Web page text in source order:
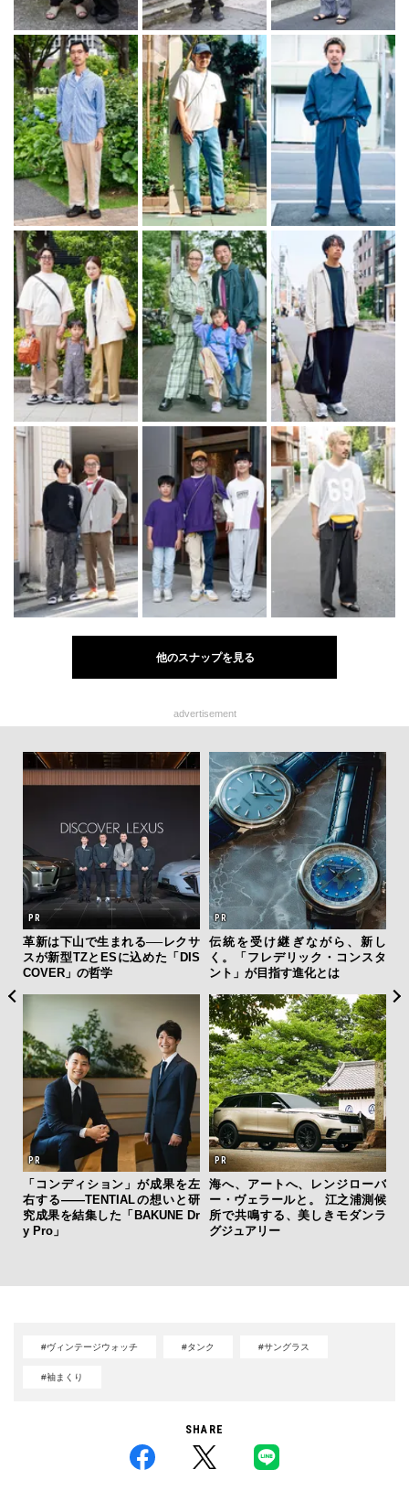
他のスナップを見る
advertisement
革新は下山で生まれる──レクサ
スが新型TZとESに込めた「DIS
COVER」の哲学
伝統を受け継ぎながら、新し
く。「フレデリック・コンスタ
ント」が目指す進化とは
「コンディション」が成果を左
右する——TENTIALの想いと研
究成果を結集した「BAKUNE Dr
y Pro」
海へ、アートへ、レンジローバ
ー・ヴェラールと。 江之浦測候
所で共鳴する、美しきモダンラ
グジュアリー
#ヴィンテージウォッチ #タンク #サングラス
#袖まくり
SHARE